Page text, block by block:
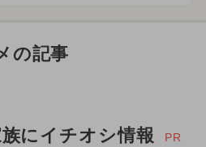
の記事
にイチオシ情報 PR